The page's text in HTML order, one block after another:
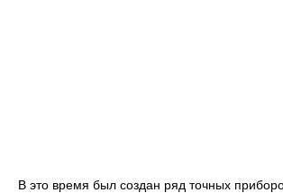
В это время был создан ряд точных